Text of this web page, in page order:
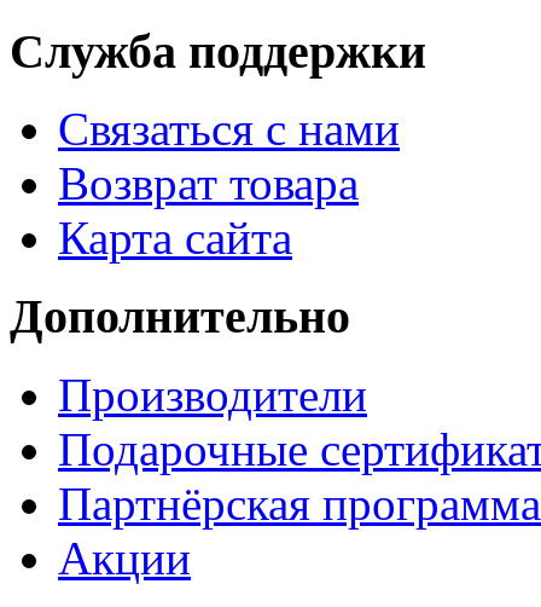
Служба поддержки
Связаться с нами
Возврат товара
Карта сайта
Дополнительно
Производители
Подарочные
Партнёрская программа
Акции